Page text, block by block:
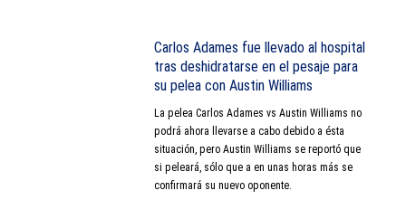
Carlos Adames fue llevado al hospital
tras deshidratarse en el pesaje para
su pelea con Austin Williams
La pelea Carlos Adames vs Austin Williams no
podrá ahora llevarse a cabo debido a ésta
situación, pero Austin Williams se reportó que
si peleará, sólo que a en unas horas más se
confirmará su nuevo oponente.